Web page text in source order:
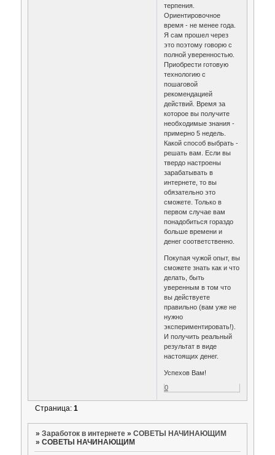
терпения.
Ориентировочное
время - не менее года.
Я сам прошел через
это поэтому говорю с
полной уверенностью.
Приобрести готовую
технологию с
пошаговой
рекомендацией
действий. Время за
которое вы получите
необходимые знания -
примерно 5 недель.
Какой способ выбрать -
решать вам. Если вы
твердо настроены
зарабатывать в
интернете, то вы
обязательно это
сможете. Только в
первом случае вам
понадобиться гораздо
больше времени и
денег соответственно.
Покупая чужой опыт, вы
сможете знать как и что
делать, быть
уверенным в том что
вы действуете
правильно (вам уже не
нужно
экспериментировать!).
И получить реальный
результат в виде
настоящих денег.
Успехов Вам!
0
Страница: 1
» Заработок в интернете » СОВЕТЫ НАЧИНАЮЩИМ
» СОВЕТЫ НАЧИНАЮЩИМ